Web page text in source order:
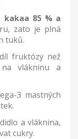
kakaa 85 % a
zato je plná
tuků.
fruktózy než
vlákninu a
3 mastných
a vláknina,
cukry.